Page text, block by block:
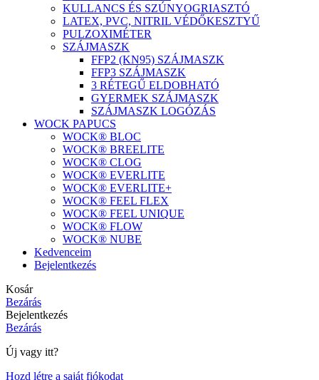
KULLANCS ÉS SZÚNYOGRIASZTÓ
LATEX, PVC, NITRIL VÉDŐKESZTYŰ
PULZOXIMÉTER
SZÁJMASZK
FFP2 (KN95) SZÁJMASZK
FFP3 SZÁJMASZK
3 RÉTEGŰ ELDOBHATÓ
GYERMEK SZÁJMASZK
SZÁJMASZK LOGÓZÁS
WOCK PAPUCS
WOCK® BLOC
WOCK® BREELITE
WOCK® CLOG
WOCK® EVERLITE
WOCK® EVERLITE+
WOCK® FEEL FLEX
WOCK® FEEL UNIQUE
WOCK® FLOW
WOCK® NUBE
Kedvenceim
Bejelentkezés
Kosár
Bezárás
Bejelentkezés
Bezárás
Új vagy itt?
Hozd létre a saját fiókodat